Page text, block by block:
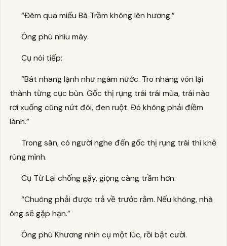
“Đêm qua miếu Bà Trầm không lên hương.”
Ông phú nhíu mày.
Cụ nói tiếp:
“Bát nhang lạnh như ngâm nước. Tro nhang vón lại
thành từng cục bùn. Gốc thị rụng trái trái mùa, trái nào
rơi xuống cũng nứt đôi, đen ruột. Đó không phải điềm
lành.”
Trong sân, có người nghe đến gốc thị rụng trái thì khẽ
rùng mình.
Cụ Từ Lại chống gậy, giọng càng trầm hơn:
“Chuông phải được trả về trước rằm. Nếu không, nhà
ông sẽ gặp hạn.”
Ông phú Khương nhìn cụ một lúc, rồi bật cười.